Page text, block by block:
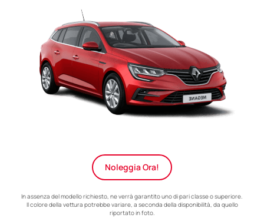
Noleggia Ora!
In assenza del modello richiesto, ne verrà garantito uno di pari classe o superiore.
Il colore della vettura potrebbe variare, a seconda della disponibilità, da quello
riportato in foto.